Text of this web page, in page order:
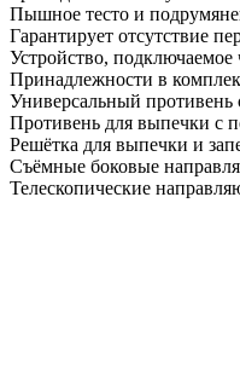
Пышное тесто и
Гарантирует отсутствие
Устройство,
Принадлежности в
Универсальный противень
Противень для выпечки с
Решётка для выпечки и
Съёмные боковые
Телескопические